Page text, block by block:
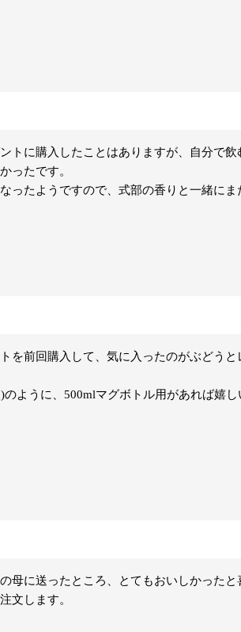
トに購入したことはありますが、自分で飲
ったです。
ったようですので、式部の香りと一緒にま
を前回購入して、気に入ったのがぶどう
ように、500mlマグボトル用があれば嬉し
母に送ったところ、とてもおいしかったと